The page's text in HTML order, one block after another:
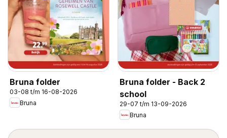
Bruna folder
03-08 t/m 16-08-2026
Bruna
Bruna folder - Back 2
school
29-07 t/m 13-09-2026
Bruna